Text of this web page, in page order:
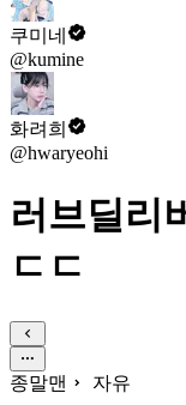
쿠미네
@kumine
화려희
@hwaryeohi
러브딜리
ㄷㄷ
종말맨 자유